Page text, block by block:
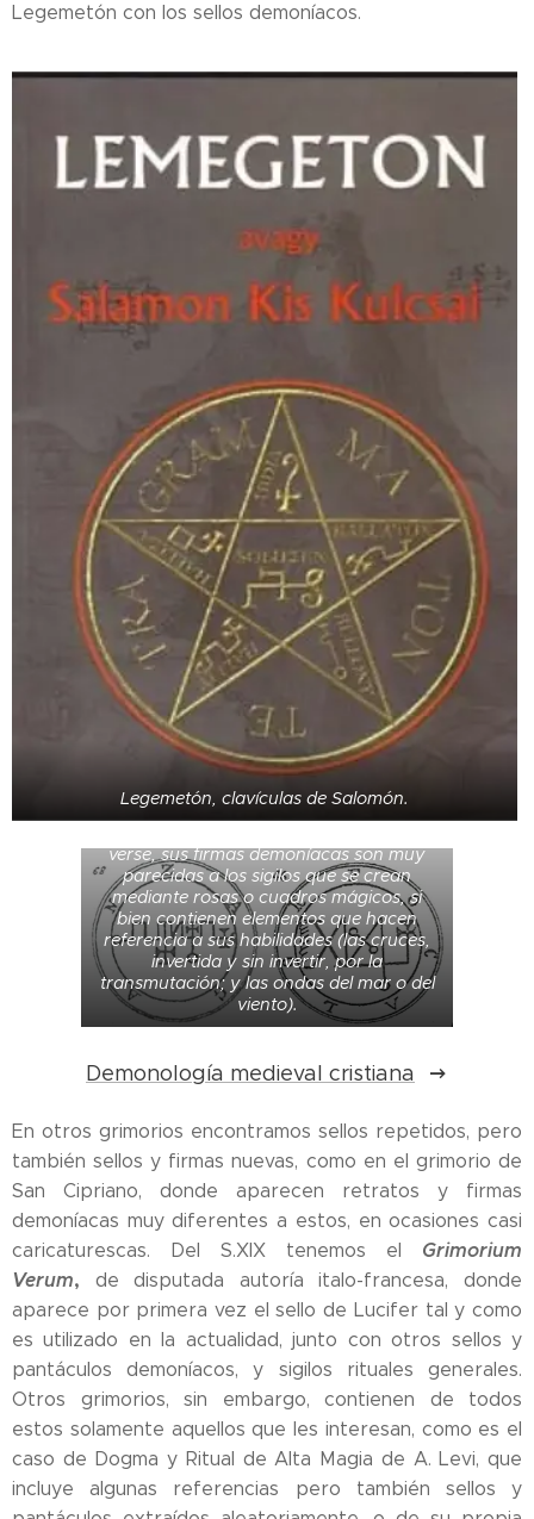
Legemetón con los sellos demoníacos.
Legemetón, clavículas de Salomón.
Sigilos de Zagan, trasmutador de vino y
oro, y Focalor, espíritu que domina sobre
verse, sus firmas demoníacas son muy
parecidas a los sigilos que se crean
mediante rosas o cuadros mágicos, si
bien contienen elementos que hacen
referencia a sus habilidades (las cruces,
invertida y sin invertir, por la
transmutación; y las ondas del mar o del
viento).
Demonología medieval cristiana
En otros grimorios encontramos sellos repetidos, pero
también sellos y firmas nuevas, como en el grimorio de
San Cipriano, donde aparecen retratos y firmas
demoníacas muy diferentes a estos, en ocasiones casi
caricaturescas. Del S.XIX tenemos el Grimorium
Verum, de disputada autoría italo-francesa, donde
aparece por primera vez el sello de Lucifer tal y como
es utilizado en la actualidad, junto con otros sellos y
pantáculos demoníacos, y sigilos rituales generales.
Otros grimorios, sin embargo, contienen de todos
estos solamente aquellos que les interesan, como es el
caso de Dogma y Ritual de Alta Magia de A. Levi, que
incluye algunas referencias pero también sellos y